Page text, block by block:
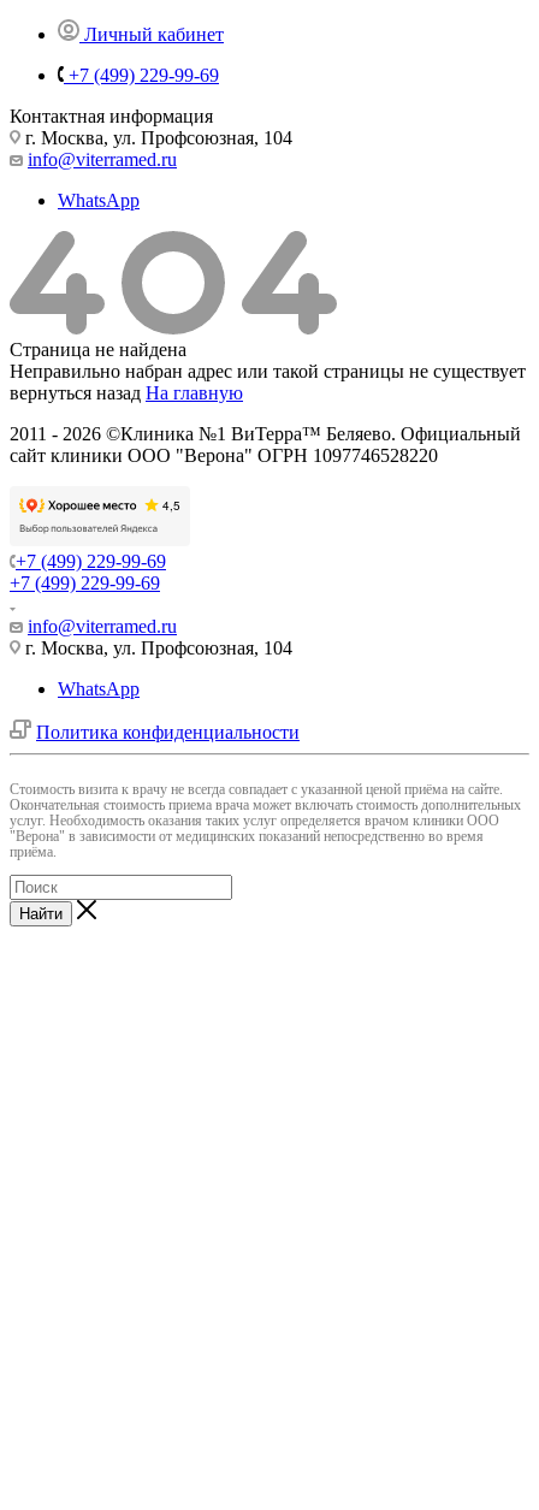
Личный кабинет
+7 (499) 229-99-69
Контактная информация
г. Москва, ул. Профсоюзная, 104
info@viterramed.ru
WhatsApp
Страница не найдена
Неправильно набран адрес или такой страницы не существует
вернуться назад На главную
2011 - 2026 ©Клиника №1 ВиТерра™ Беляево. Официальный
сайт клиники ООО "Верона" ОГРН 1097746528220
+7 (499) 229-99-69
+7 (499) 229-99-69
info@viterramed.ru
г. Москва, ул. Профсоюзная, 104
WhatsApp
Политика конфиденциальности
Cтоимость визита к врачу не всегда совпадает с указанной ценой приёма на сайте.
Окончательная стоимость приема врача может включать стоимость дополнительных
услуг. Необходимость оказания таких услуг определяется врачом клиники ООО
"Верона" в зависимости от медицинских показаний непосредственно во время
приёма.
Найти